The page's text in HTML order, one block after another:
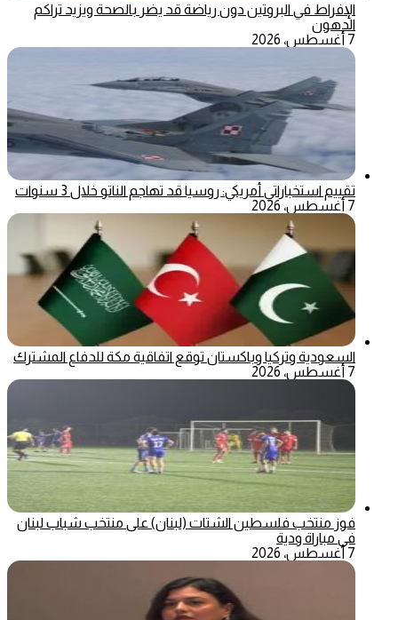
الإفراط في البروتين دون رياضة قد يضر بالصحة ويزيد تراكم
الدهون
7 أغسطس، 2026
تقييم استخباراتي أمريكي: روسيا قد تهاجم الناتو خلال 3 سنوات
7 أغسطس، 2026
السعودية وتركيا وباكستان توقع اتفاقية مكة للدفاع المشترك
7 أغسطس، 2026
فوز منتخب فلسطين الشتات (لبنان) على منتخب شباب لبنان
في مباراة ودية
7 أغسطس، 2026